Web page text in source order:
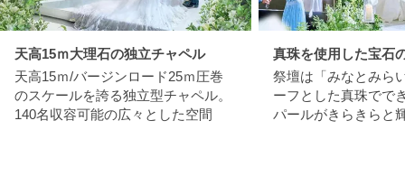
天高15ｍ大理石の独立チャペル
天高15ｍ/バージンロード25ｍ圧巻
のスケールを誇る独立型チャペル。
140名収容可能の広々とした空間
真珠を使用した宝石
祭壇は「みなとみら
ーフとした真珠でで
パールがきらきらと